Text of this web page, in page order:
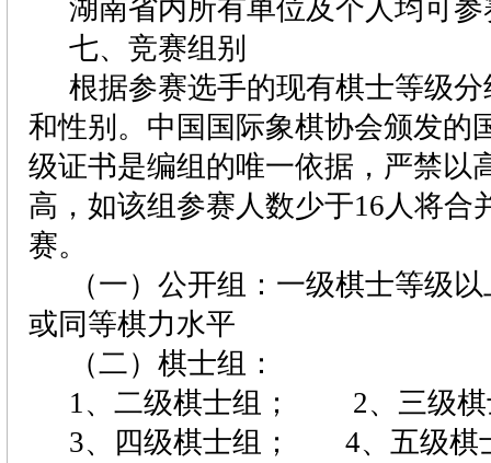
湖南省内所有单位及个人均可参
七、竞赛组别
根据参赛选手的现有棋士等级
和性别。中国国际象棋协会颁发的
级证书是编组的唯一依据，严禁以
高，如该组参赛人数少于16 人将合
赛。
（一）公开组：一级棋士等级
或同等棋力水平
（二）棋士组：
1 、二级棋士组； 2、三级
3、四级棋士组； 4、五级棋